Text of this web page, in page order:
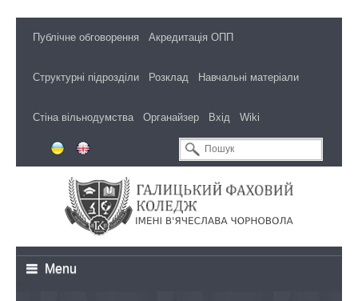
Публічне обговорення Акредитація ОПП
Структурні підрозділи Розклад Навчальні матеріали
Стіна вільнодумства Органайзер Вхід Wiki
Menu